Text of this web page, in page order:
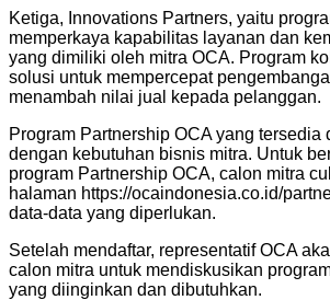
Ketiga, Innovations Partners, yaitu
memperkaya kapabilitas layanan dan
yang dimiliki oleh mitra OCA. Program
solusi untuk mempercepat
menambah nilai jual kepada pelanggan.
Program Partnership OCA yang tersedia
dengan kebutuhan bisnis mitra. Untuk
program Partnership OCA, calon mitra
halaman https://ocaindonesia.co.id/
data-data yang diperlukan.
Setelah mendaftar, representatif OCA
calon mitra untuk mendiskusikan
yang diinginkan dan dibutuhkan.